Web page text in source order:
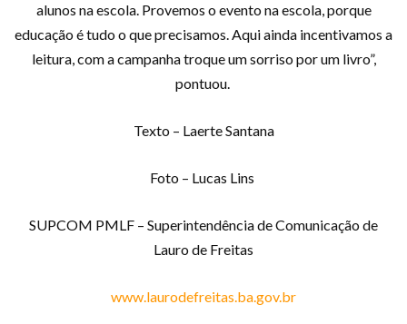
alunos na escola. Provemos o evento na escola, porque
educação é tudo o que precisamos. Aqui ainda incentivamos a
leitura, com a campanha troque um sorriso por um livro”,
pontuou.
Texto – Laerte Santana
Foto – Lucas Lins
SUPCOM PMLF – Superintendência de Comunicação de
Lauro de Freitas
www.laurodefreitas.ba.gov.br